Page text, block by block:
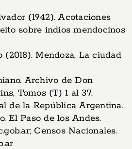
(1942). Acotaciones
sobre indios mendocinos
(2018). Mendoza, La ciudad
Archivo de Don
Tomos (T) 1 al 37.
de la República Argentina.
El Paso de los Andes.
Censos Nacionales.